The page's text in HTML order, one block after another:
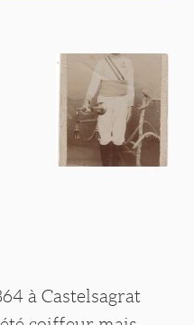
à Castelsagrat